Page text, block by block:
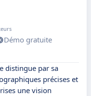
Démo gratuite
distingue par sa
précises et
une vision